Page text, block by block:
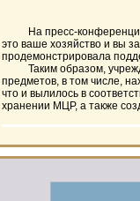
На пресс-конференции в
это ваше хозяйство и вы
продемонстрировала
Таким образом,
предметов, в том числе,
что и вылилось в
хранении МЦР, а также